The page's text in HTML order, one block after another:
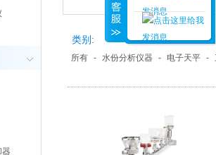
器
类别:
所有 - 水份分析仪器 - 电子天平 -